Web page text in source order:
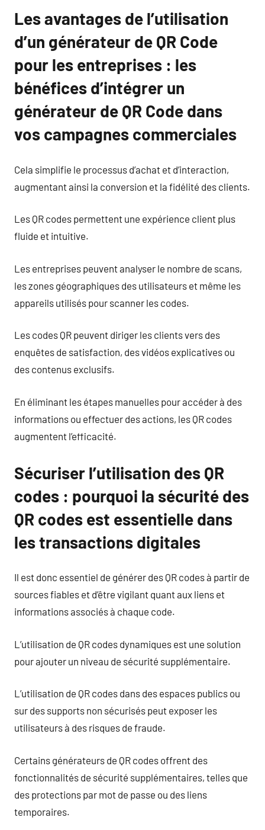
Les avantages de l’utilisation
d’un générateur de QR Code
pour les entreprises : les
bénéfices d’intégrer un
générateur de QR Code dans
vos campagnes commerciales
Cela simplifie le processus d’achat et d’interaction,
augmentant ainsi la conversion et la fidélité des clients.
Les QR codes permettent une expérience client plus
fluide et intuitive.
Les entreprises peuvent analyser le nombre de scans,
les zones géographiques des utilisateurs et même les
appareils utilisés pour scanner les codes.
Les codes QR peuvent diriger les clients vers des
enquêtes de satisfaction, des vidéos explicatives ou
des contenus exclusifs.
En éliminant les étapes manuelles pour accéder à des
informations ou effectuer des actions, les QR codes
augmentent l’efficacité.
Sécuriser l’utilisation des QR
codes : pourquoi la sécurité des
QR codes est essentielle dans
les transactions digitales
Il est donc essentiel de générer des QR codes à partir de
sources fiables et d’être vigilant quant aux liens et
informations associés à chaque code.
L’utilisation de QR codes dynamiques est une solution
pour ajouter un niveau de sécurité supplémentaire.
L’utilisation de QR codes dans des espaces publics ou
sur des supports non sécurisés peut exposer les
utilisateurs à des risques de fraude.
Certains générateurs de QR codes offrent des
fonctionnalités de sécurité supplémentaires, telles que
des protections par mot de passe ou des liens
temporaires.